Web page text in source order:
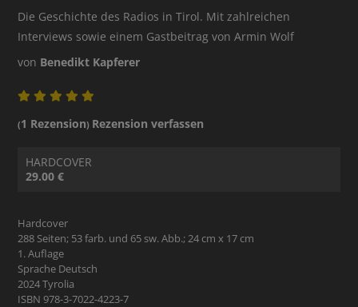
Die Geschichte des Radios in Tirol. Mit zahlreichen
Interviews sowie einem Gastbeitrag von Armin Wolf
von Benedikt Kapferer
(1 Rezension) Rezension verfassen
HARDCOVER
29.00 €
Hardcover
288 Seiten; 53 farb. und 65 sw. Abb.; 24 cm x 17 cm
1. Auflage
Sprache Deutsch
2024 Tyrolia
ISBN 978-3-7022-4223-7